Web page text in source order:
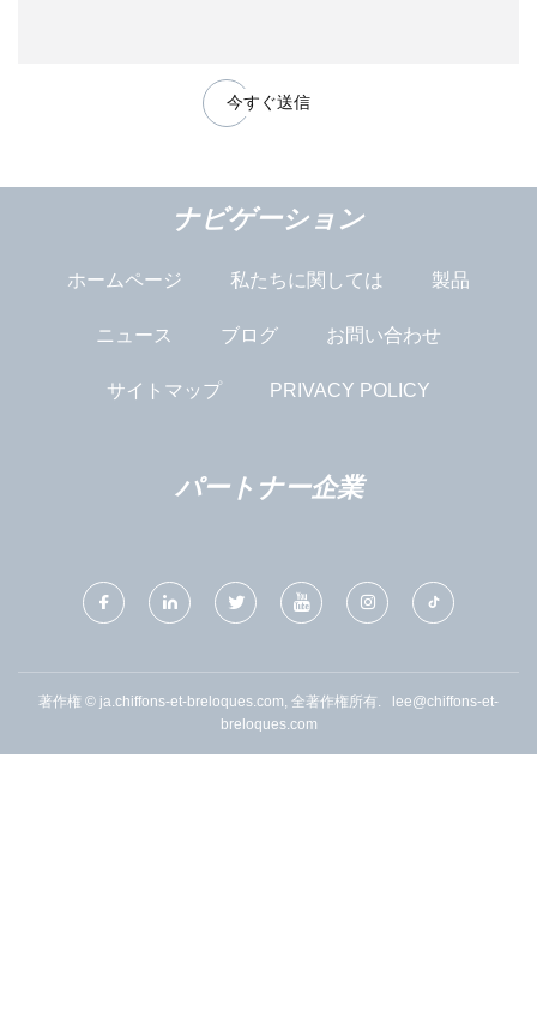
今すぐ送信
ナビゲーション
ホームページ 私たちに関しては 製品
ニュース ブログ お問い合わせ
サイトマップ PRIVACY POLICY
パートナー企業
著作権 © ja.chiffons-et-breloques.com, 全著作権所有.
lee@chiffons-et-
breloques.com